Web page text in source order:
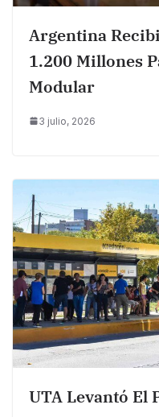
Argentina
1.200 Millones
Modular
3 julio, 2026
UTA Levantó El